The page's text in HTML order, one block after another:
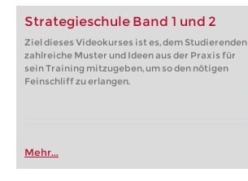
Strategieschule Band 1 und 2
Ziel dieses Videokurses ist es, dem Studierenden
zahlreiche Muster und Ideen aus der Praxis für
sein Training mitzugeben, um so den nötigen
Feinschliff zu erlangen.
Mehr...